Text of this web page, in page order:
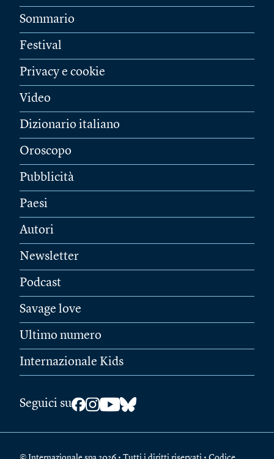
Sommario
Festival
Privacy e cookie
Video
Dizionario italiano
Oroscopo
Pubblicità
Paesi
Autori
Newsletter
Podcast
Savage love
Ultimo numero
Internazionale Kids
Seguici su